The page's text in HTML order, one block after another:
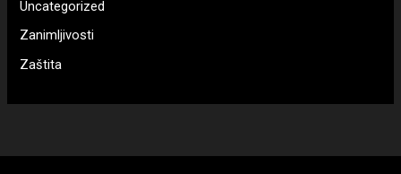
Uncategorized
Zanimljivosti
Zaštita